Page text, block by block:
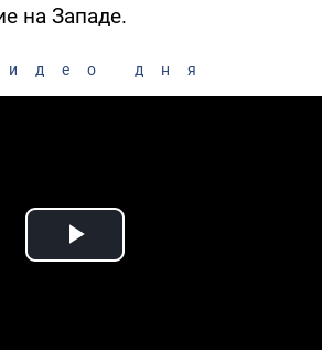
на Западе.
дня
Play Video